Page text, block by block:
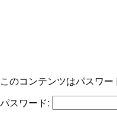
このコンテンツはパスワ
パスワード: